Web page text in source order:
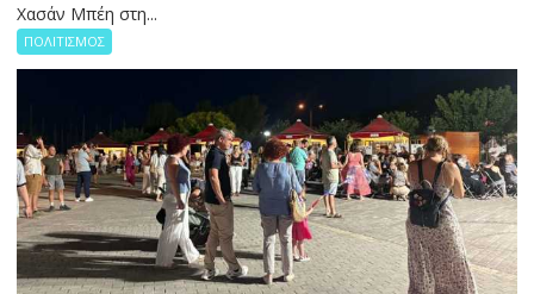
Χασάν Μπέη στη...
ΠΟΛΙΤΙΣΜΟΣ